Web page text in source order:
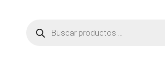
productos